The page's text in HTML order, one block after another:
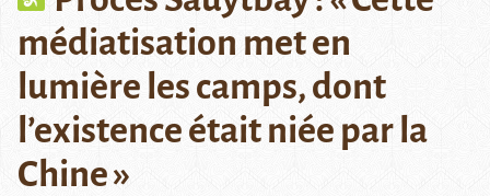
médiatisation met en
lumière les camps, dont
l’existence était niée par la
Chine »